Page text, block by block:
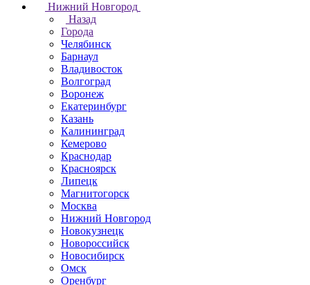
Нижний Новгород
Назад
Города
Челябинск
Барнаул
Владивосток
Волгоград
Воронеж
Екатеринбург
Казань
Калининград
Кемерово
Краснодар
Красноярск
Липецк
Магнитогорск
Москва
Нижний Новгород
Новокузнецк
Новороссийск
Новосибирск
Омск
Оренбург